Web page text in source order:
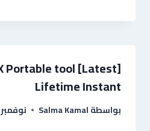
Portable tool [Latest]
Lifetime Instant
بواسطةSalma Kamal نوفمبر 12, 2025